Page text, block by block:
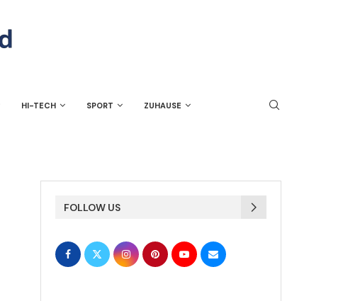
HI-TECH SPORT ZUHAUSE
FOLLOW US